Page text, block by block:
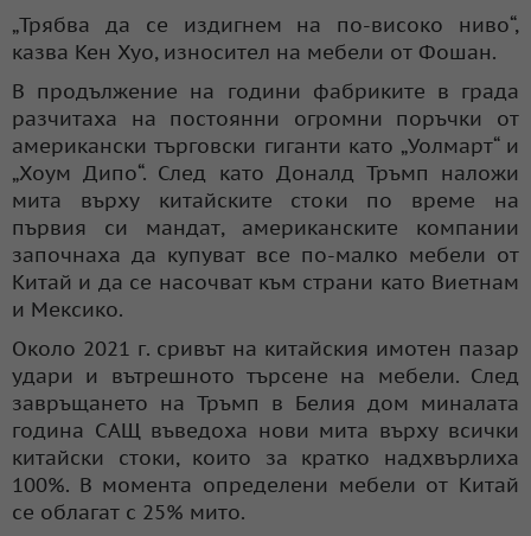
„Трябва да се издигнем на по-високо ниво“,
казва Кен Хуо, износител на мебели от Фошан.
В продължение на години фабриките в града
разчитаха на постоянни огромни поръчки от
американски търговски гиганти като „Уолмарт“ и
„Хоум Дипо“. След като Доналд Тръмп наложи
мита върху китайските стоки по време на
първия си мандат, американските компании
започнаха да купуват все по-малко мебели от
Китай и да се насочват към страни като Виетнам
и Мексико.
Около 2021 г. сривът на китайския имотен пазар
удари и вътрешното търсене на мебели. След
завръщането на Тръмп в Белия дом миналата
година САЩ въведоха нови мита върху всички
китайски стоки, които за кратко надхвърлиха
100%. В момента определени мебели от Китай
се облагат с 25% мито.